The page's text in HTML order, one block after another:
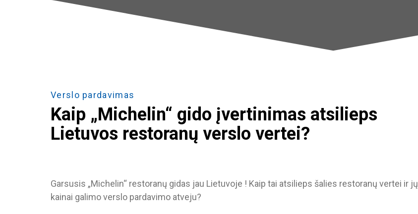
Verslo pardavimas
Kaip „Michelin“ gido įvertinimas atsilieps
Lietuvos restoranų verslo vertei?
Garsusis „Michelin“ restoranų gidas jau Lietuvoje ! Kaip tai atsilieps šalies restoranų vertei ir jų
kainai galimo verslo pardavimo atveju?